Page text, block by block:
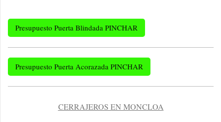
Presupuesto Puerta Blindada PINCHAR
Presupuesto Puerta Acorazada PINCHAR
CERRAJEROS EN MONCLOA